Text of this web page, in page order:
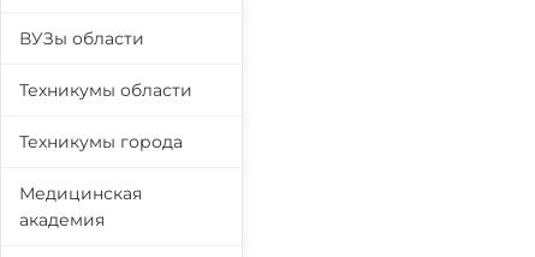
ВУЗы области
Техникумы области
Техникумы города
Медицинская
академия